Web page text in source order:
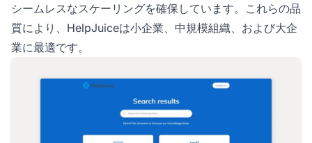
シームレスなスケーリングを確保しています。これらの品
質により、HelpJuiceは小企業、中規模組織、および大企
業に最適です。